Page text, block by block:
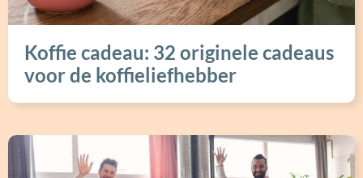
Koffie cadeau: 32 originele cadeaus
voor de koffieliefhebber